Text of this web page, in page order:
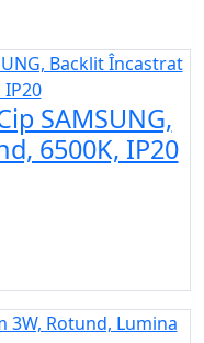
SAMSUNG,
6500K, IP20